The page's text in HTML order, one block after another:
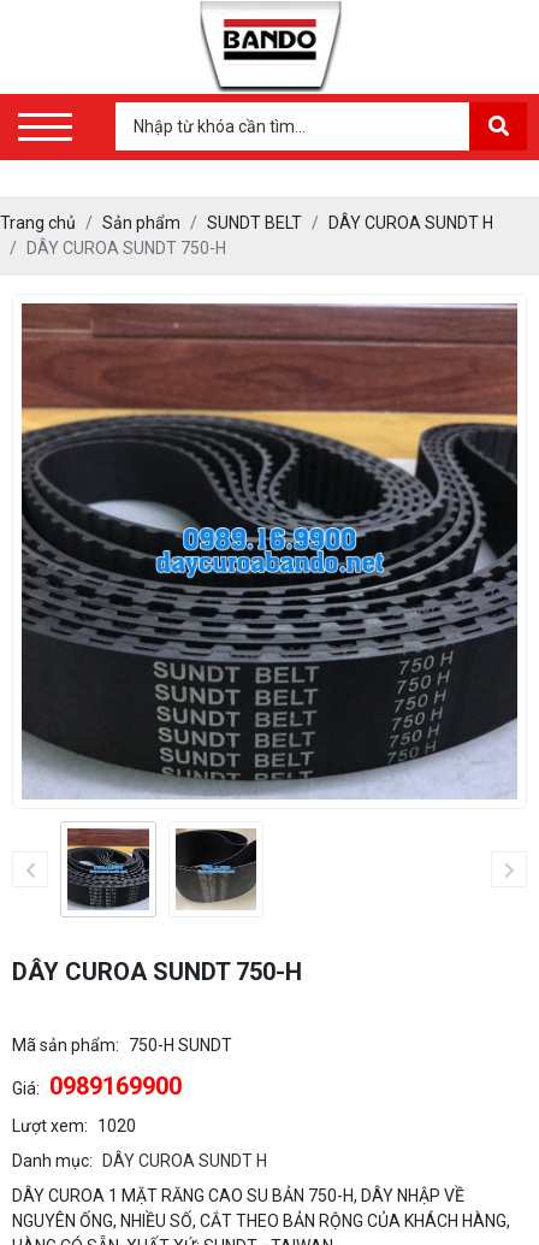
Trang chủ Sản phẩm SUNDT BELT
DÂY CUROA SUNDT H
DÂY CUROA SUNDT 750-H
DÂY CUROA SUNDT 750-H
Mã sản phẩm: 750-H SUNDT
Giá: 0989169900
Lượt xem:
1020
Danh mục:
DÂY CUROA SUNDT H
DÂY CUROA 1 MẶT RĂNG CAO SU BẢN 750-H, DÂY NHẬP VỀ
NGUYÊN ỐNG, NHIỀU SỐ, CẮT THEO BẢN RỘNG CỦA KHÁCH HÀNG,